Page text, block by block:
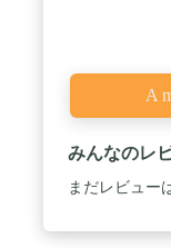
みんなのレ
まだレビュー